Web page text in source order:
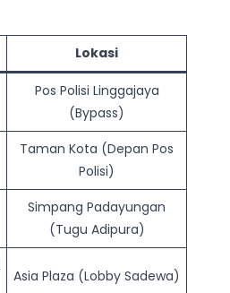
Lokasi
Pos Polisi Linggajaya
(Bypass)
Taman Kota (Depan Pos
Polisi)
Simpang Padayungan
(Tugu Adipura)
Asia Plaza (Lobby Sadewa)